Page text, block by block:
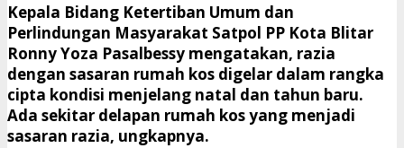
Kepala Bidang Ketertiban Umum dan
Perlindungan Masyarakat Satpol PP Kota Blitar
Ronny Yoza Pasalbessy mengatakan, razia
dengan sasaran rumah kos digelar dalam rangka
cipta kondisi menjelang natal dan tahun baru.
Ada sekitar delapan rumah kos yang menjadi
sasaran razia, ungkapnya.